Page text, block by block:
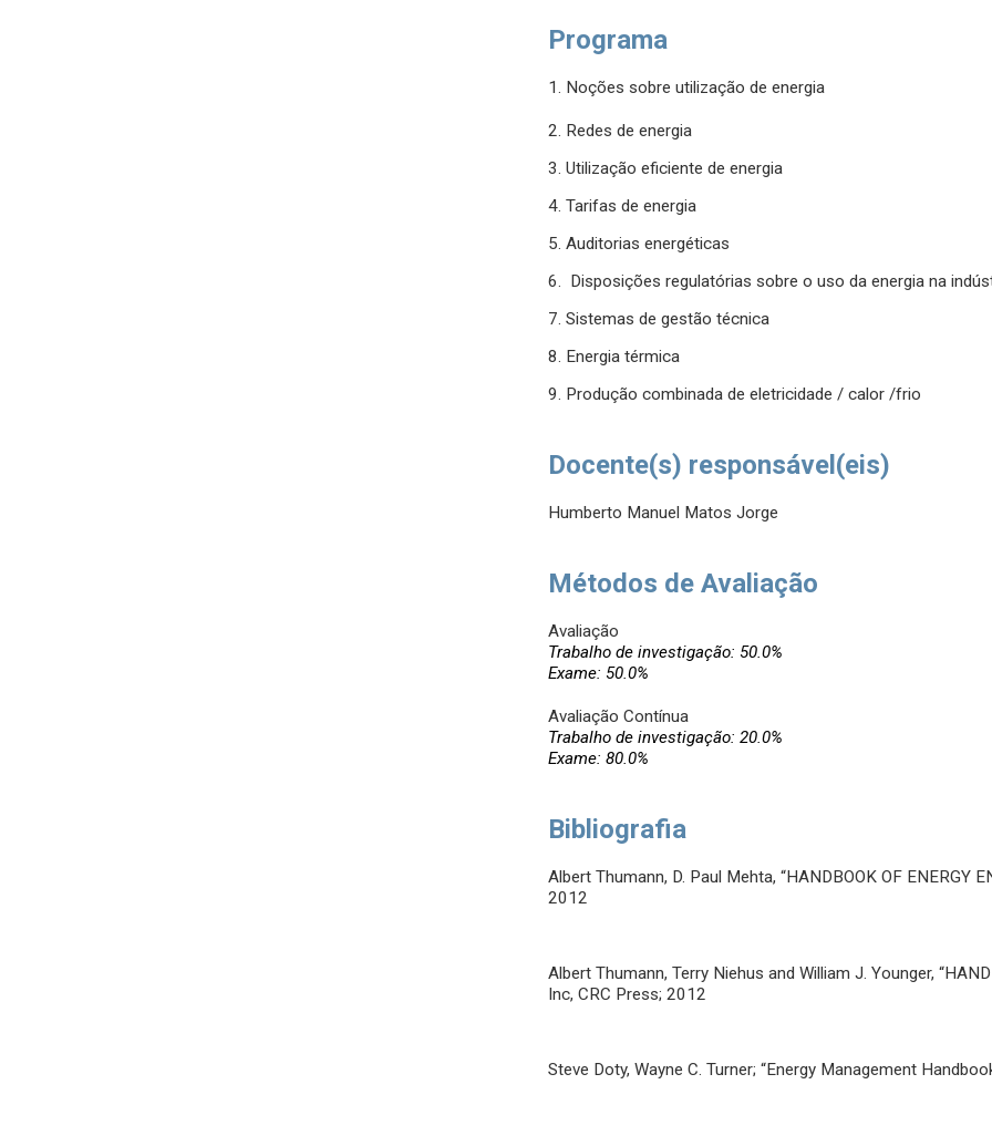
Programa
1. Noções sobre utilização de energia
2. Redes de energia
3. Utilização eficiente de energia
4. Tarifas de energia
5. Auditorias energéticas
6. Disposições regulatórias sobre o uso da energia na
7. Sistemas de gestão técnica
8. Energia térmica
9. Produção combinada de eletricidade / calor /frio
Docente(s) responsável(eis)
Humberto Manuel Matos Jorge
Métodos de Avaliação
Avaliação
Trabalho de investigação: 50.0%
Exame: 50.0%
Avaliação Contínua
Trabalho de investigação: 20.0%
Exame: 80.0%
Bibliografia
Albert Thumann, D. Paul Mehta, “HANDBOOK OF ENERGY
2012
Albert Thumann, Terry Niehus and William J. Younger,
Inc, CRC Press; 2012
Steve Doty, Wayne C. Turner; “Energy Management